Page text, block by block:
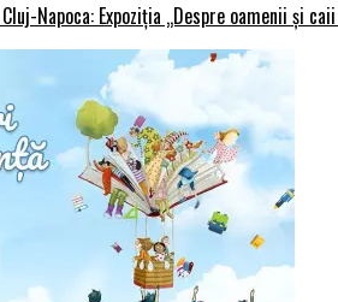
Napoca: Expoziția „Despre oamenii și